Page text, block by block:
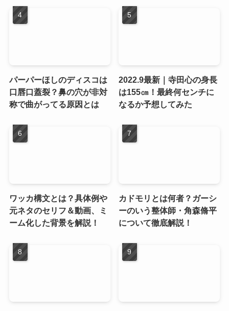
パーパーほしのディスコは
口唇口蓋裂？鼻の穴が非対
称で曲がってる原因とは
2022.9最新｜寺田心の身長
は155㎝！最終何センチに
なるか予想してみた
ワッカ構文とは？具体例や
元ネタのセリフ＆動画、ミ
ーム化した背景を解説！
カドモリとは何者？ガーシ
ーのいう整体師・角森脩平
について徹底解説！